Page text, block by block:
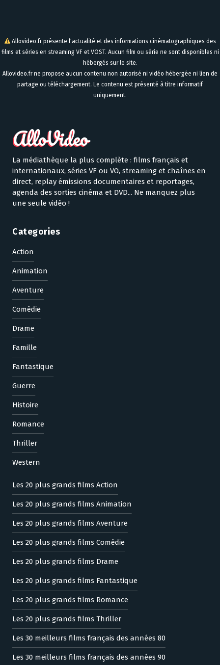
Allovideo.fr présente l'actualité et des informations cinématographiques des
films et séries en streaming VF et VOST. Aucun film ou série ne sont disponibles ni
hébergés sur le site.
Allovideo.fr ne propose aucun contenu non autorisé ni vidéo hébergée ni lien de
partage ou téléchargement. Le contenu est présenté à titre informatif
uniquement.
La médiathèque la plus complète : films français et
internationaux, séries VF ou VO, streaming et chaînes en
direct, replay émissions documentaires et reportages,
agenda des sorties cinéma et DVD... Ne manquez plus
une seule vidéo !
Categories
Action
Animation
Aventure
Comédie
Drame
Famille
Fantastique
Guerre
Histoire
Romance
Thriller
Western
Les 20 plus grands films Action
Les 20 plus grands films Animation
Les 20 plus grands films Aventure
Les 20 plus grands films Comédie
Les 20 plus grands films Drame
Les 20 plus grands films Fantastique
Les 20 plus grands films Romance
Les 20 plus grands films Thriller
Les 30 meilleurs films français des années 80
Les 30 meilleurs films français des années 90